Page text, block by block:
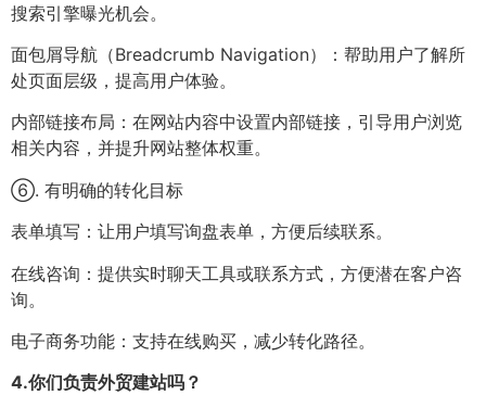
搜索引擎曝光机会。
面包屑导航（Breadcrumb Navigation）：帮助用户了解所
处页面层级，提高用户体验。
内部链接布局：在网站内容中设置内部链接，引导用户浏览
相关内容，并提升网站整体权重。
⑥. 有明确的转化目标
表单填写：让用户填写询盘表单，方便后续联系。
在线咨询：提供实时聊天工具或联系方式，方便潜在客户咨
询。
电子商务功能：支持在线购买，减少转化路径。
4.你们负责外贸建站吗？